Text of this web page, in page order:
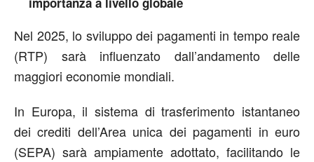
Nel 2025, lo sviluppo dei pagamenti in tempo reale
(RTP) sarà influenzato dall’andamento delle
maggiori economie mondiali.
In Europa, il sistema di trasferimento istantaneo
dei crediti dell’Area unica dei pagamenti in euro
(SEPA) sarà ampiamente adottato, facilitando le